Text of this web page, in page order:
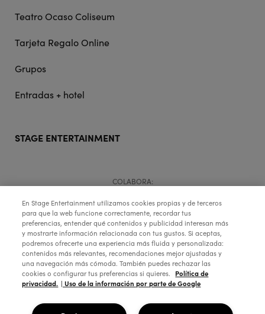
Teatro Ocaso Coliseum
Tarjeta Regalo Online
Grupos
Entradas + hotel
STAGE ENTERTAINMENT
COLABORA:
Copyright © 2026 Stage Entertainment España
En Stage Entertainment utilizamos cookies propias y de terceros
para que la web funcione correctamente, recordar tus
preferencias, entender qué contenidos y publicidad interesan más
y mostrarte información relacionada con tus gustos. Si aceptas,
podremos ofrecerte una experiencia más fluida y personalizada:
contenidos más relevantes, recomendaciones mejor ajustadas y
una navegación más cómoda. También puedes rechazar las
cookies o configurar tus preferencias si quieres.
Política de
privacidad. | Uso de la información por parte de Google